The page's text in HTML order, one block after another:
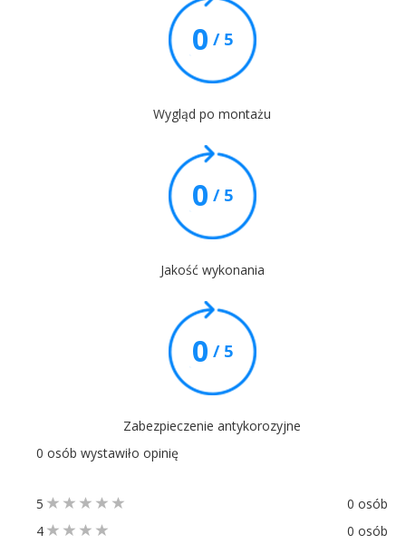
0 / 5
Wygląd po montażu
0 / 5
Jakość wykonania
0 / 5
Zabezpieczenie antykorozyjne
0 osób wystawiło opinię
5
0 osób
4
0 osób